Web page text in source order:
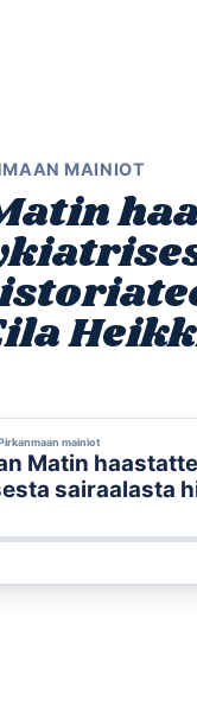
MAINIOT
mainiot
Matin
sairaalasta